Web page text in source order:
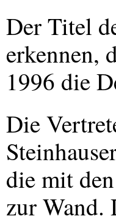
Der Titel
erkennen,
1996 die
Die
die mit
zur Wand.